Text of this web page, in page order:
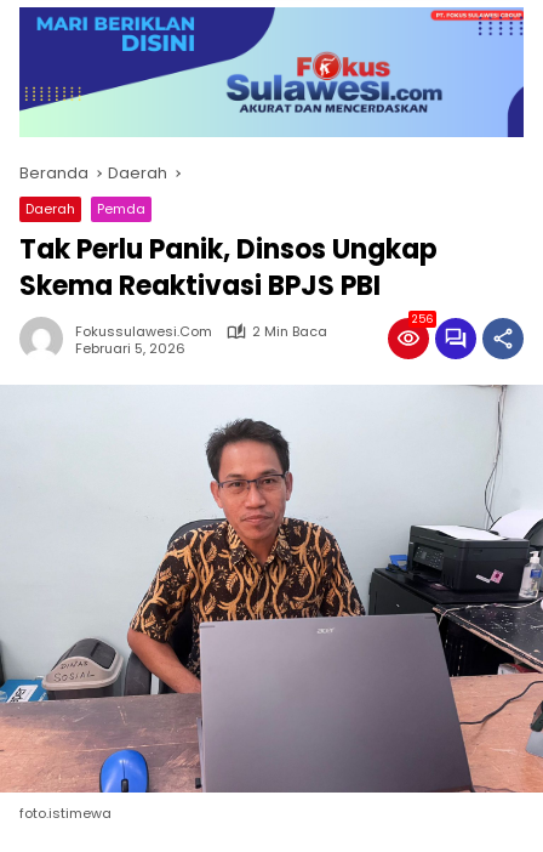
Beranda Daerah
Daerah Pemda
Tak Perlu Panik, Dinsos Ungkap
Skema Reaktivasi BPJS PBI
Fokussulawesi.com
2 Min Baca
Februari 5, 2026
256
foto.istimewa